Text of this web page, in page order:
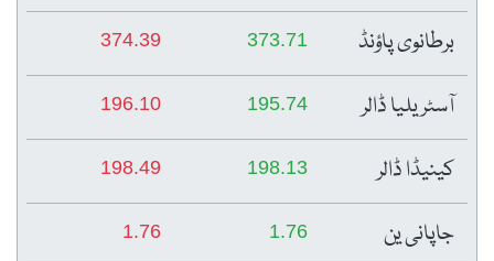
برطانوی پاؤنڈ 373.71
374.39
آسٹریلیا ڈالر 195.74
196.10
کینیڈا ڈالر 198.13
198.49
جاپانی ین 1.76
1.76